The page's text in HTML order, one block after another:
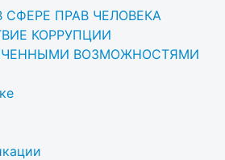
СФЕРЕ ПРАВ ЧЕЛОВЕКА
КОРРУПЦИИ
ВОЗМОЖНОСТЯМИ